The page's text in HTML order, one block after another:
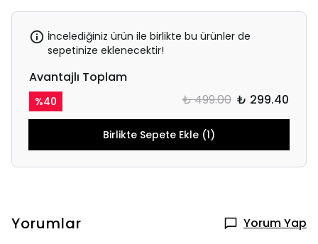
İncelediğiniz ürün ile birlikte bu ürünler de
sepetinize eklenecektir!
Avantajlı Toplam
%40 ₺ 499.00 ₺ 299.40
Birlikte Sepete Ekle (1)
Yorumlar Yorum Yap